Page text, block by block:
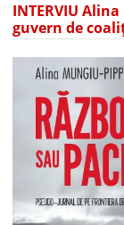
INTERVIU
guvern de